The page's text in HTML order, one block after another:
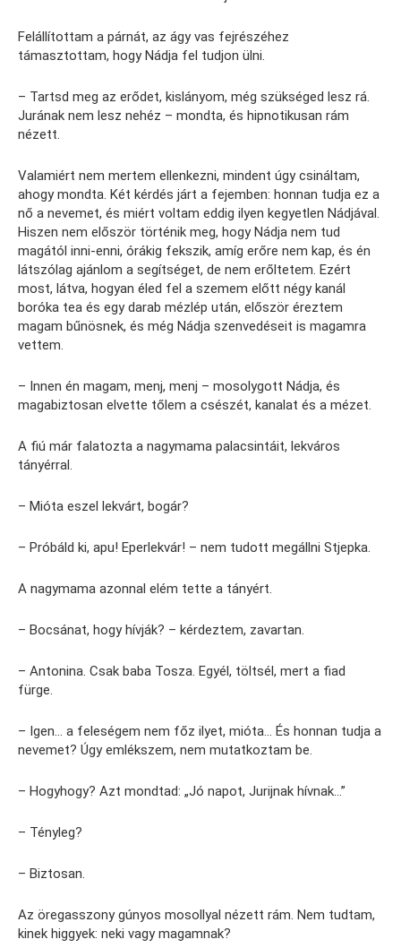
Felállítottam a párnát, az ágy vas fejrészéhez
támasztottam, hogy Nádja fel tudjon ülni.
– Tartsd meg az erődet, kislányom, még szükséged lesz rá.
Jurának nem lesz nehéz – mondta, és hipnotikusan rám
nézett.
Valamiért nem mertem ellenkezni, mindent úgy csináltam,
ahogy mondta. Két kérdés járt a fejemben: honnan tudja ez a
nő a nevemet, és miért voltam eddig ilyen kegyetlen Nádjával.
Hiszen nem először történik meg, hogy Nádja nem tud
magától inni-enni, órákig fekszik, amíg erőre nem kap, és én
látszólag ajánlom a segítséget, de nem erőltetem. Ezért
most, látva, hogyan éled fel a szemem előtt négy kanál
boróka tea és egy darab mézlép után, először éreztem
magam bűnösnek, és még Nádja szenvedéseit is magamra
vettem.
– Innen én magam, menj, menj – mosolygott Nádja, és
magabiztosan elvette tőlem a csészét, kanalat és a mézet.
A fiú már falatozta a nagymama palacsintáit, lekváros
tányérral.
– Mióta eszel lekvárt, bogár?
– Próbáld ki, apu! Eperlekvár! – nem tudott megállni Stjepka.
A nagymama azonnal elém tette a tányért.
– Bocsánat, hogy hívják? – kérdeztem, zavartan.
– Antonina. Csak baba Tosza. Egyél, töltsél, mert a fiad
fürge.
– Igen… a feleségem nem főz ilyet, mióta… És honnan tudja a
nevemet? Úgy emlékszem, nem mutatkoztam be.
– Hogyhogy? Azt mondtad: „Jó napot, Jurijnak hívnak…”
– Tényleg?
– Biztosan.
Az öregasszony gúnyos mosollyal nézett rám. Nem tudtam,
kinek higgyek: neki vagy magamnak?